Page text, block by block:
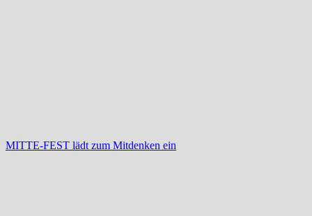
MITTE-FEST lädt zum Mitdenken ein